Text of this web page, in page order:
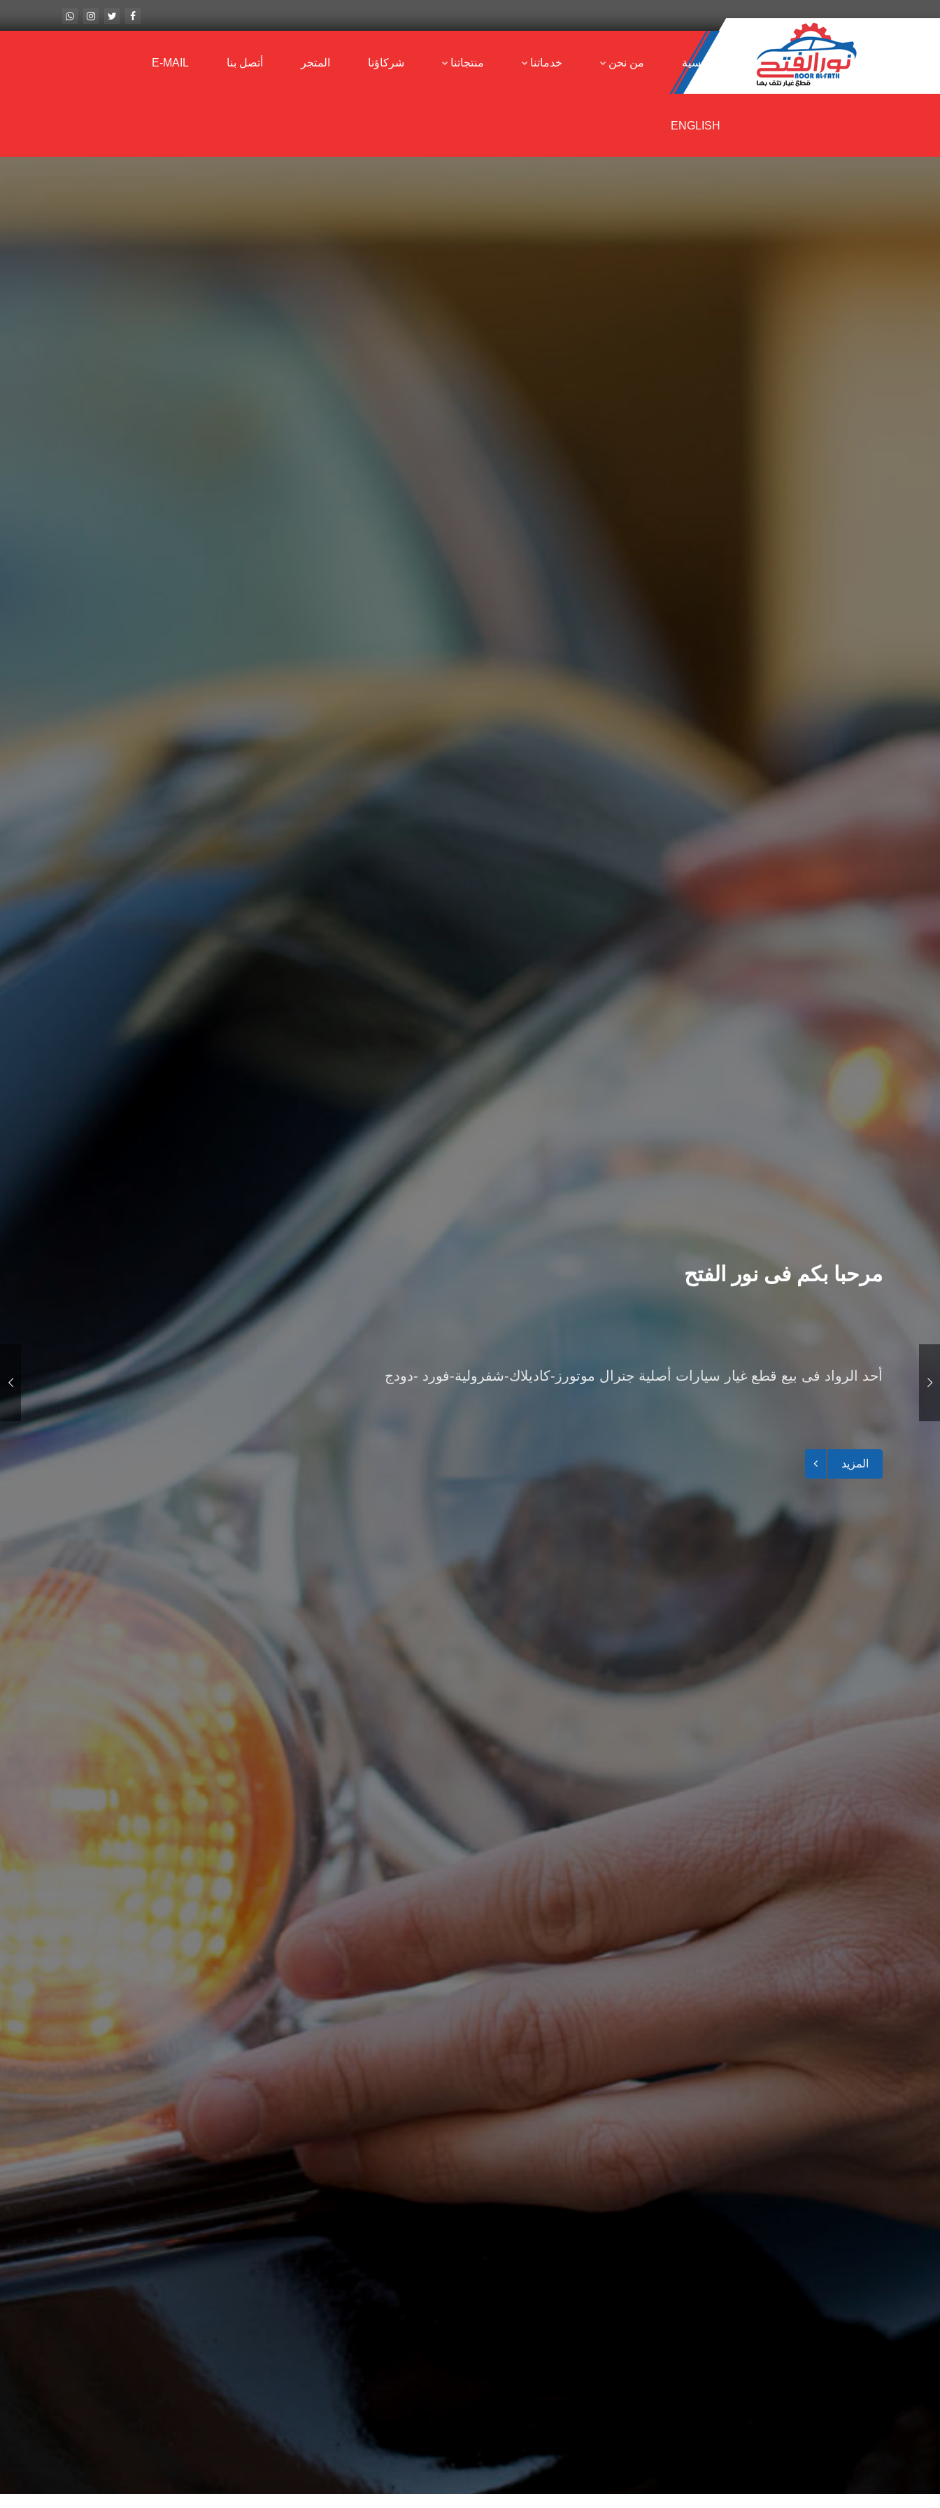
الرئيسية من نحن خدماتنا منتجاتنا شركاؤنا المتجر أتصل بنا E-MAIL
ENGLISH
مرحبا بكم فى نور الفتح
أحد الرواد فى بيع قطع غيار سيارات أصلية جنرال موتورز-كاديلاك-شفرولية-فورد -دودج
المزيد